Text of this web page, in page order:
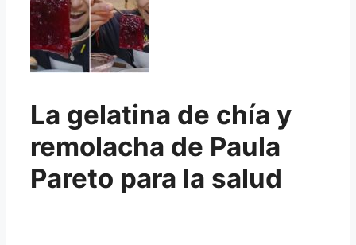
La gelatina de chía y
remolacha de Paula
Pareto para la salud